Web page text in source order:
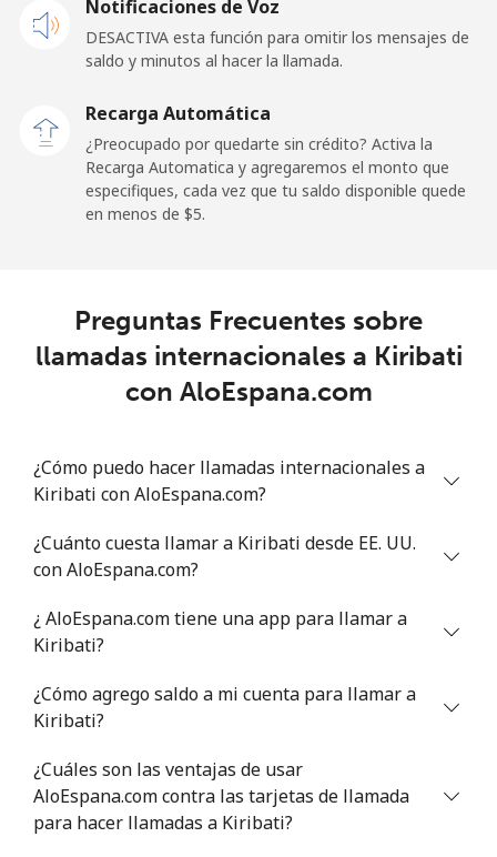
Kuwait
Línea fija ⁦10.5c⁩
⁦$5⁩
⁦9.9c⁩
50 min por
-
⁦$5⁩
Notificaciones de Voz
DESACTIVA esta función para omitir los mensajes de
saldo y minutos al hacer la llamada.
Recarga Automática
¿Preocupado por quedarte sin crédito? Activa la
Recarga Automatica y agregaremos el monto que
especifiques, cada vez que tu saldo disponible quede
en menos de ⁦$5⁩.
Preguntas Frecuentes sobre
llamadas internacionales a Kiribati
con AloEspana.com
¿Cómo puedo hacer llamadas internacionales a
Kiribati con AloEspana.com?
¿Cuánto cuesta llamar a Kiribati desde EE. UU.
con AloEspana.com?
¿ AloEspana.com tiene una app para llamar a
Kiribati?
¿Cómo agrego saldo a mi cuenta para llamar a
Kiribati?
¿Cuáles son las ventajas de usar
AloEspana.com contra las tarjetas de llamada
para hacer llamadas a Kiribati?